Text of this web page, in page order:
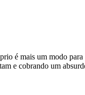
é mais um modo
e cobrando um